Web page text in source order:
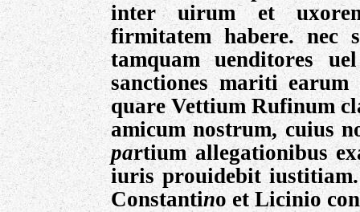
inter uirum et
firmitatem habere. nec
tamquam uenditores
sanctiones mariti earum
quare Vettium Rufinum
amicum nostrum, cuius
partium allegationibus
iuris prouidebit
Constantino et Licinio